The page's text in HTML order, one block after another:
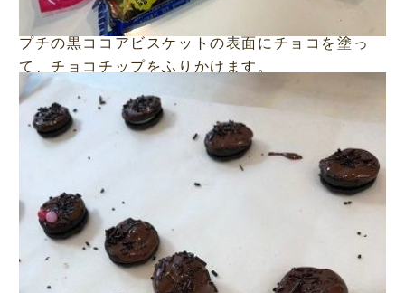
プチの黒ココアビスケットの表面にチョコを塗っ
て、チョコチップをふりかけます。